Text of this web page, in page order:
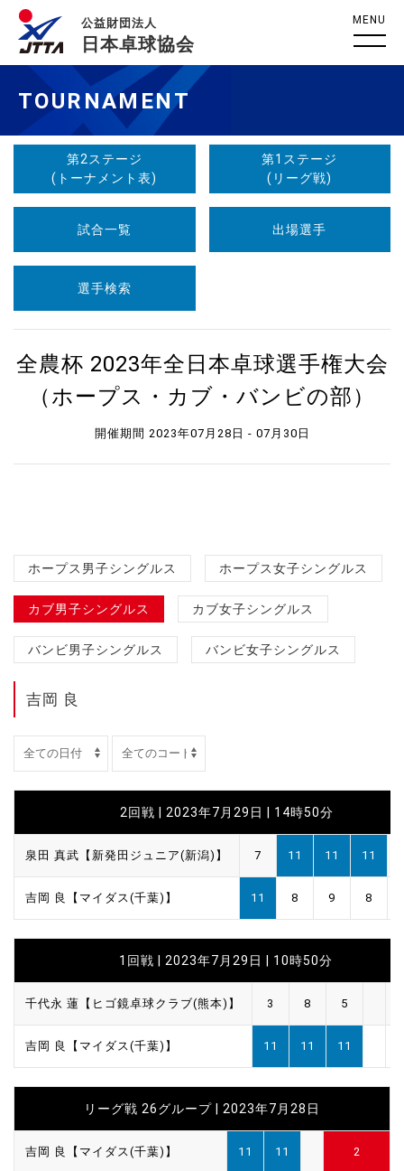
公益財団法人
日本卓球協会
MENU
TOURNAMENT
第2ステージ
(トーナメント表)
第1ステージ
(リーグ戦)
試合一覧 出場選手
選手検索
全農杯 2023年全日本卓球選手権大会
（ホープス・カブ・バンビの部）
開催期間 2023年07月28日 - 07月30日
ホープス男子シングルス ホープス女子シングルス
カブ男子シングルス カブ女子シングルス
バンビ男子シングルス バンビ女子シングルス
吉岡 良
2回戦 | 2023年7月29日 | 14時50分
泉田 真武【新発田ジュニア(新潟)】 7 11 11 11
吉岡 良【マイダス(千葉)】 11 8 9 8
1回戦 | 2023年7月29日 | 10時50分
千代永 蓮【ヒゴ鏡卓球クラブ(熊本)】 3 8 5
吉岡 良【マイダス(千葉)】 11 11 11
リーグ戦 26グループ | 2023年7月28日
吉岡 良【マイダス(千葉)】 11 11 2